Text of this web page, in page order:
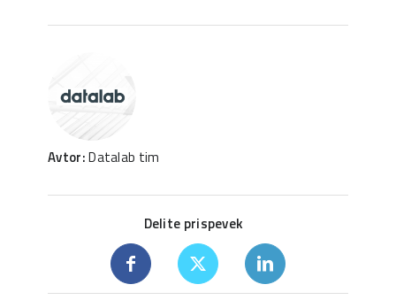
Avtor:Datalab tim
Delite prispevek